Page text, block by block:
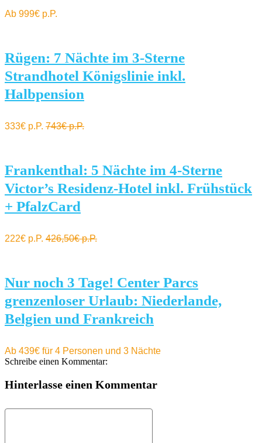
Ab 999€ p.P.
Rügen: 7 Nächte im 3-Sterne
Strandhotel Königslinie inkl.
Halbpension
333€ p.P. 743€ p.P.
Frankenthal: 5 Nächte im 4-Sterne
Victor’s Residenz-Hotel inkl. Frühstück
+ PfalzCard
222€ p.P. 426,50€ p.P.
Nur noch 3 Tage! Center Parcs
grenzenloser Urlaub: Niederlande,
Belgien und Frankreich
Ab 439€ für 4 Personen und 3 Nächte
Schreibe einen Kommentar:
Hinterlasse einen Kommentar